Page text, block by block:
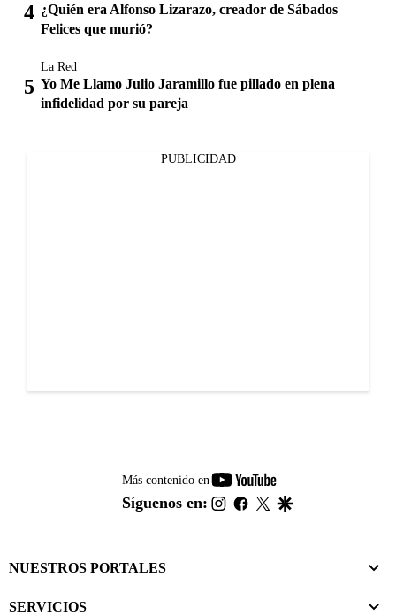
¿Quién era Alfonso Lizarazo, creador de Sábados
Felices que murió?
La Red
Yo Me Llamo Julio Jaramillo fue pillado en plena
infidelidad por su pareja
PUBLICIDAD
Más contenido en
youtube-
footer
Síguenos en: instagram
facebook
twitter
NUESTROS PORTALES
SERVICIOS